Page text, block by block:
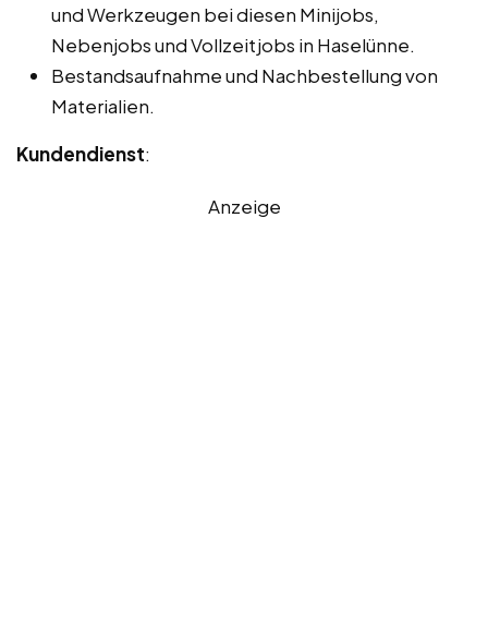
und Werkzeugen bei diesen Minijobs,
Nebenjobs und Vollzeitjobs in Haselünne.
Bestandsaufnahme und Nachbestellung von
Materialien.
Kundendienst:
Anzeige